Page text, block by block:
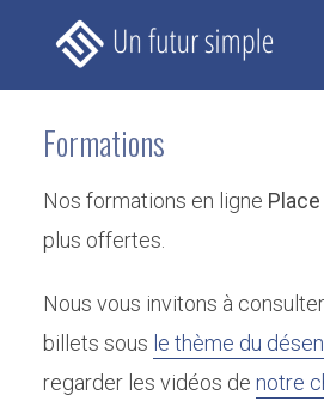
Formations
Nos formations en ligne Place
plus offertes.
Nous vous invitons à
billets sous le thème du
regarder les vidéos de notre